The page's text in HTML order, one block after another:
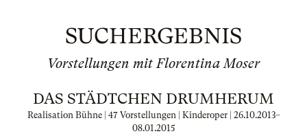
SUCHERGEBNIS
Vorstellungen mit Florentina Moser
DAS STÄDTCHEN DRUMHERUM
Realisation Bühne | 47 Vorstellungen | Kinderoper | 26.10.2013–
08.01.2015